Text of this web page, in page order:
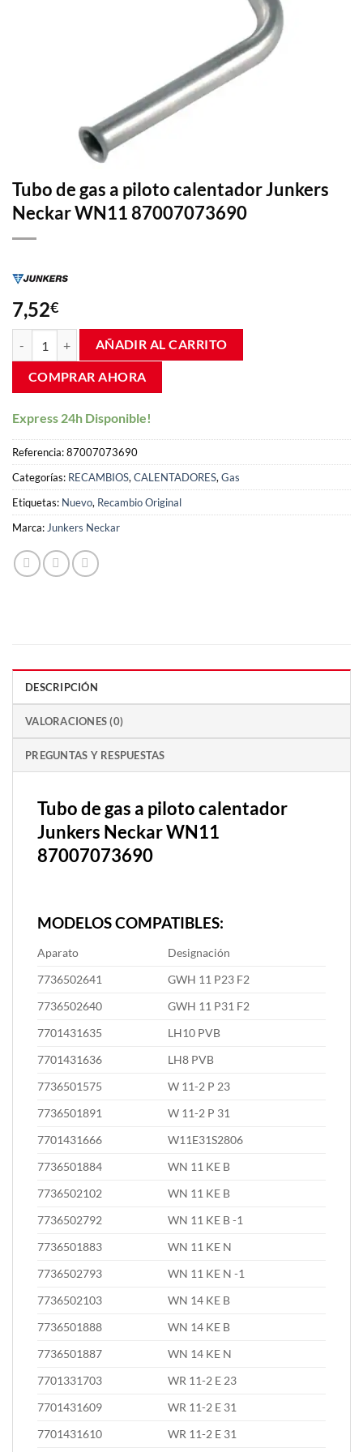
Tubo de gas a piloto calentador Junkers
Neckar WN11 87007073690
7,52€
Tubo de gas a piloto calentador Junkers Neckar WN11
AÑADIR AL CARRITO
COMPRAR AHORA
Express 24h Disponible!
Referencia:87007073690
Categorías: RECAMBIOS, CALENTADORES, Gas
Etiquetas: Nuevo, Recambio Original
Marca: Junkers Neckar
DESCRIPCIÓN
VALORACIONES (0)
PREGUNTAS Y RESPUESTAS
Tubo de gas a piloto calentador
Junkers Neckar WN11
87007073690
MODELOS COMPATIBLES:
Aparato
Designación
7736502641
GWH 11 P23 F2
7736502640
GWH 11 P31 F2
7701431635
LH10 PVB
7701431636
LH8 PVB
7736501575
W 11-2 P 23
7736501891
W 11-2 P 31
7701431666
W11E31S2806
7736501884
WN 11 KE B
7736502102
WN 11 KE B
7736502792
WN 11 KE B -1
7736501883
WN 11 KE N
7736502793
WN 11 KE N -1
7736502103
WN 14 KE B
7736501888
WN 14 KE B
7736501887
WN 14 KE N
7701331703
WR 11-2 E 23
7701431609
WR 11-2 E 31
7701431610
WR 11-2 E 31